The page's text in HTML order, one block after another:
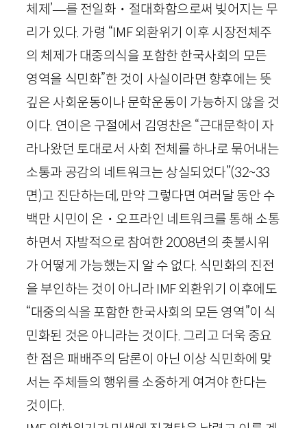
체제’—를 전일화・절대화함으로써 빚어지는 무
리가 있다. 가령 “IMF외환위기 이후 시장전체주
의 체제가 대중의식을 포함한 한국사회의 모든
영역을 식민화”한 것이 사실이라면 향후에는 뜻
깊은 사회운동이나 문학운동이 가능하지 않을 것
이다. 연이은 구절에서 김영찬은 “근대문학이 자
라나왔던 토대로서 사회 전체를 하나로 묶어내는
소통과 공감의 네트워크는 상실되었다”(32~33
면)고 진단하는데, 만약 그렇다면 여러달 동안 수
백만 시민이 온・오프라인 네트워크를 통해 소통
하면서 자발적으로 참여한 2008년의 촛불시위
가 어떻게 가능했는지 알 수 없다. 식민화의 진전
을 부인하는 것이 아니라 IMF외환위기 이후에도
“대중의식을 포함한 한국사회의 모든 영역”이 식
민화된 것은 아니라는 것이다. 그리고 더욱 중요
한 점은 패배주의 담론이 아닌 이상 식민화에 맞
서는 주체들의 행위를 소중하게 여겨야 한다는
것이다.